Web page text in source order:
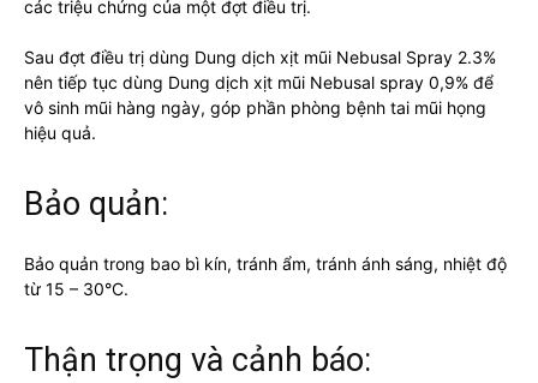
các triệu chứng của một đợt điều trị.
Sau đợt điều trị dùng Dung dịch xịt mũi Nebusal Spray 2.3%
nên tiếp tục dùng Dung dịch xịt mũi Nebusal spray 0,9% để
vô sinh mũi hàng ngày, góp phần phòng bệnh tai mũi họng
hiệu quả.
Bảo quản:
Bảo quản trong bao bì kín, tránh ẩm, tránh ánh sáng, nhiệt độ
từ 15 – 30°C.
Thận trọng và cảnh báo: